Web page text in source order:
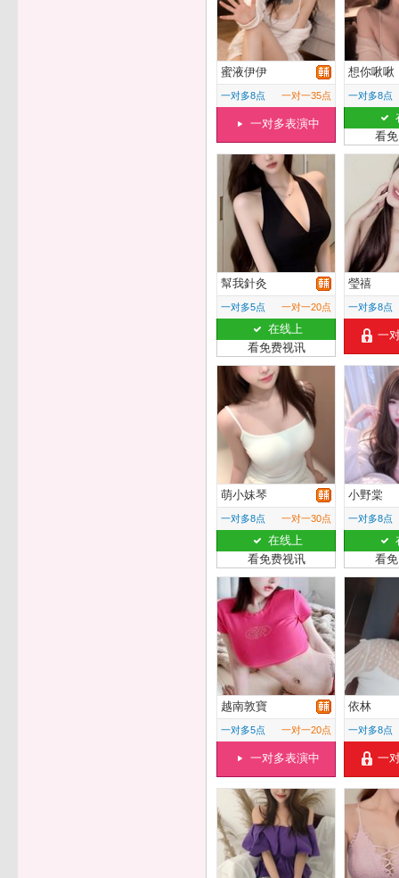
蜜液伊伊
一对多8点 一对一35点
一对多表演中
想你啾啾
一对多8点
看
幫我針灸
一对多5点 一对一20点
在线上
看免费视讯
瑩禧
一对多8点
一
萌小妹琴
一对多8点 一对一30点
在线上
看免费视讯
小野棠
一对多8点
看
越南敦寶
一对多5点 一对一20点
一对多表演中
依林
一对多8点
一